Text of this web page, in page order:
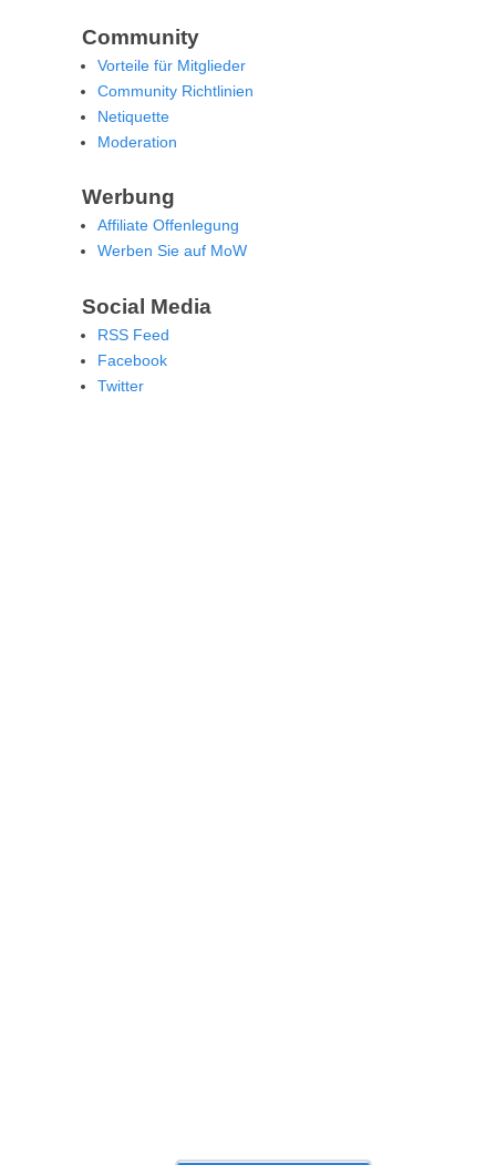
Community
Vorteile für Mitglieder
Community Richtlinien
Netiquette
Moderation
Werbung
Affiliate Offenlegung
Werben Sie auf MoW
Social Media
RSS Feed
Facebook
Twitter